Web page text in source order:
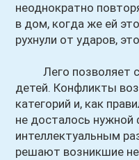
неоднократно
в дом, когда же ей
рухнули от ударов,
Лего позволяет
детей. Конфликты
категорий и, как
не досталось
интеллектуальным
решают возникшие